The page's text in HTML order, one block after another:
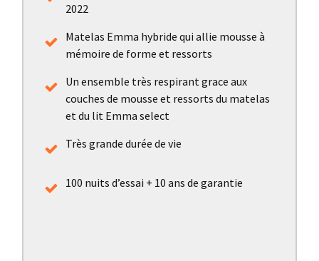
2022
Matelas Emma hybride qui allie mousse à
mémoire de forme et ressorts
Un ensemble très respirant grace aux
couches de mousse et ressorts du matelas
et du lit Emma select
Très grande durée de vie
100 nuits d’essai + 10 ans de garantie